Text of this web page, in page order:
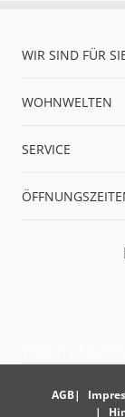
WIR SIND FÜR
WOHNWELTEN
SERVICE
AGB